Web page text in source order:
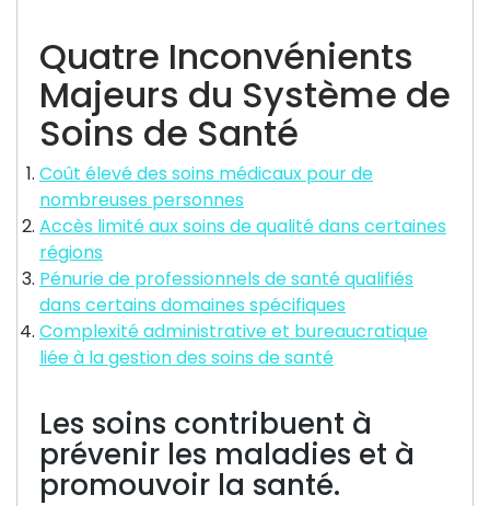
Quatre Inconvénients
Majeurs du Système de
Soins de Santé
Coût élevé des soins médicaux pour de
nombreuses personnes
Accès limité aux soins de qualité dans certaines
régions
Pénurie de professionnels de santé qualifiés
dans certains domaines spécifiques
Complexité administrative et bureaucratique
liée à la gestion des soins de santé
Les soins contribuent à
prévenir les maladies et à
promouvoir la santé.